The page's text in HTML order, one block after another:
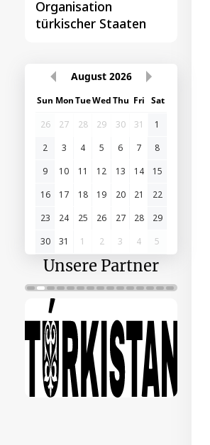
Organisation
türkischer Staaten
August 2026
Sun MonTueWedThu Fri Sat
26
27 28 29 30 31
1
2
3 4 5 6 7
8
9
10 11 12 13 14
15
16
17 18 19 20 21
22
23
24 25 26 27 28
29
30
31 1 2 3 4 5
Unsere Partner